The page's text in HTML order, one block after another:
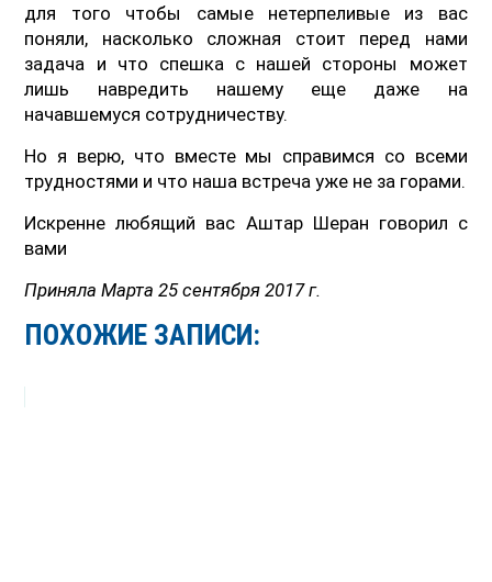
для того чтобы самые нетерпеливые из вас
поняли, насколько сложная стоит перед нами
задача и что спешка с нашей стороны может
лишь навредить нашему еще даже на
начавшемуся сотрудничеству.
Но я верю, что вместе мы справимся со всеми
трудностями и что наша встреча уже не за горами.
Искренне любящий вас Аштар Шеран говорил с
вами
Приняла Марта 25 сентября 2017 г.
ПОХОЖИЕ ЗАПИСИ: